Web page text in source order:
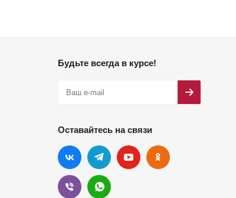
Будьте всегда в курсе!
Оставайтесь на связи